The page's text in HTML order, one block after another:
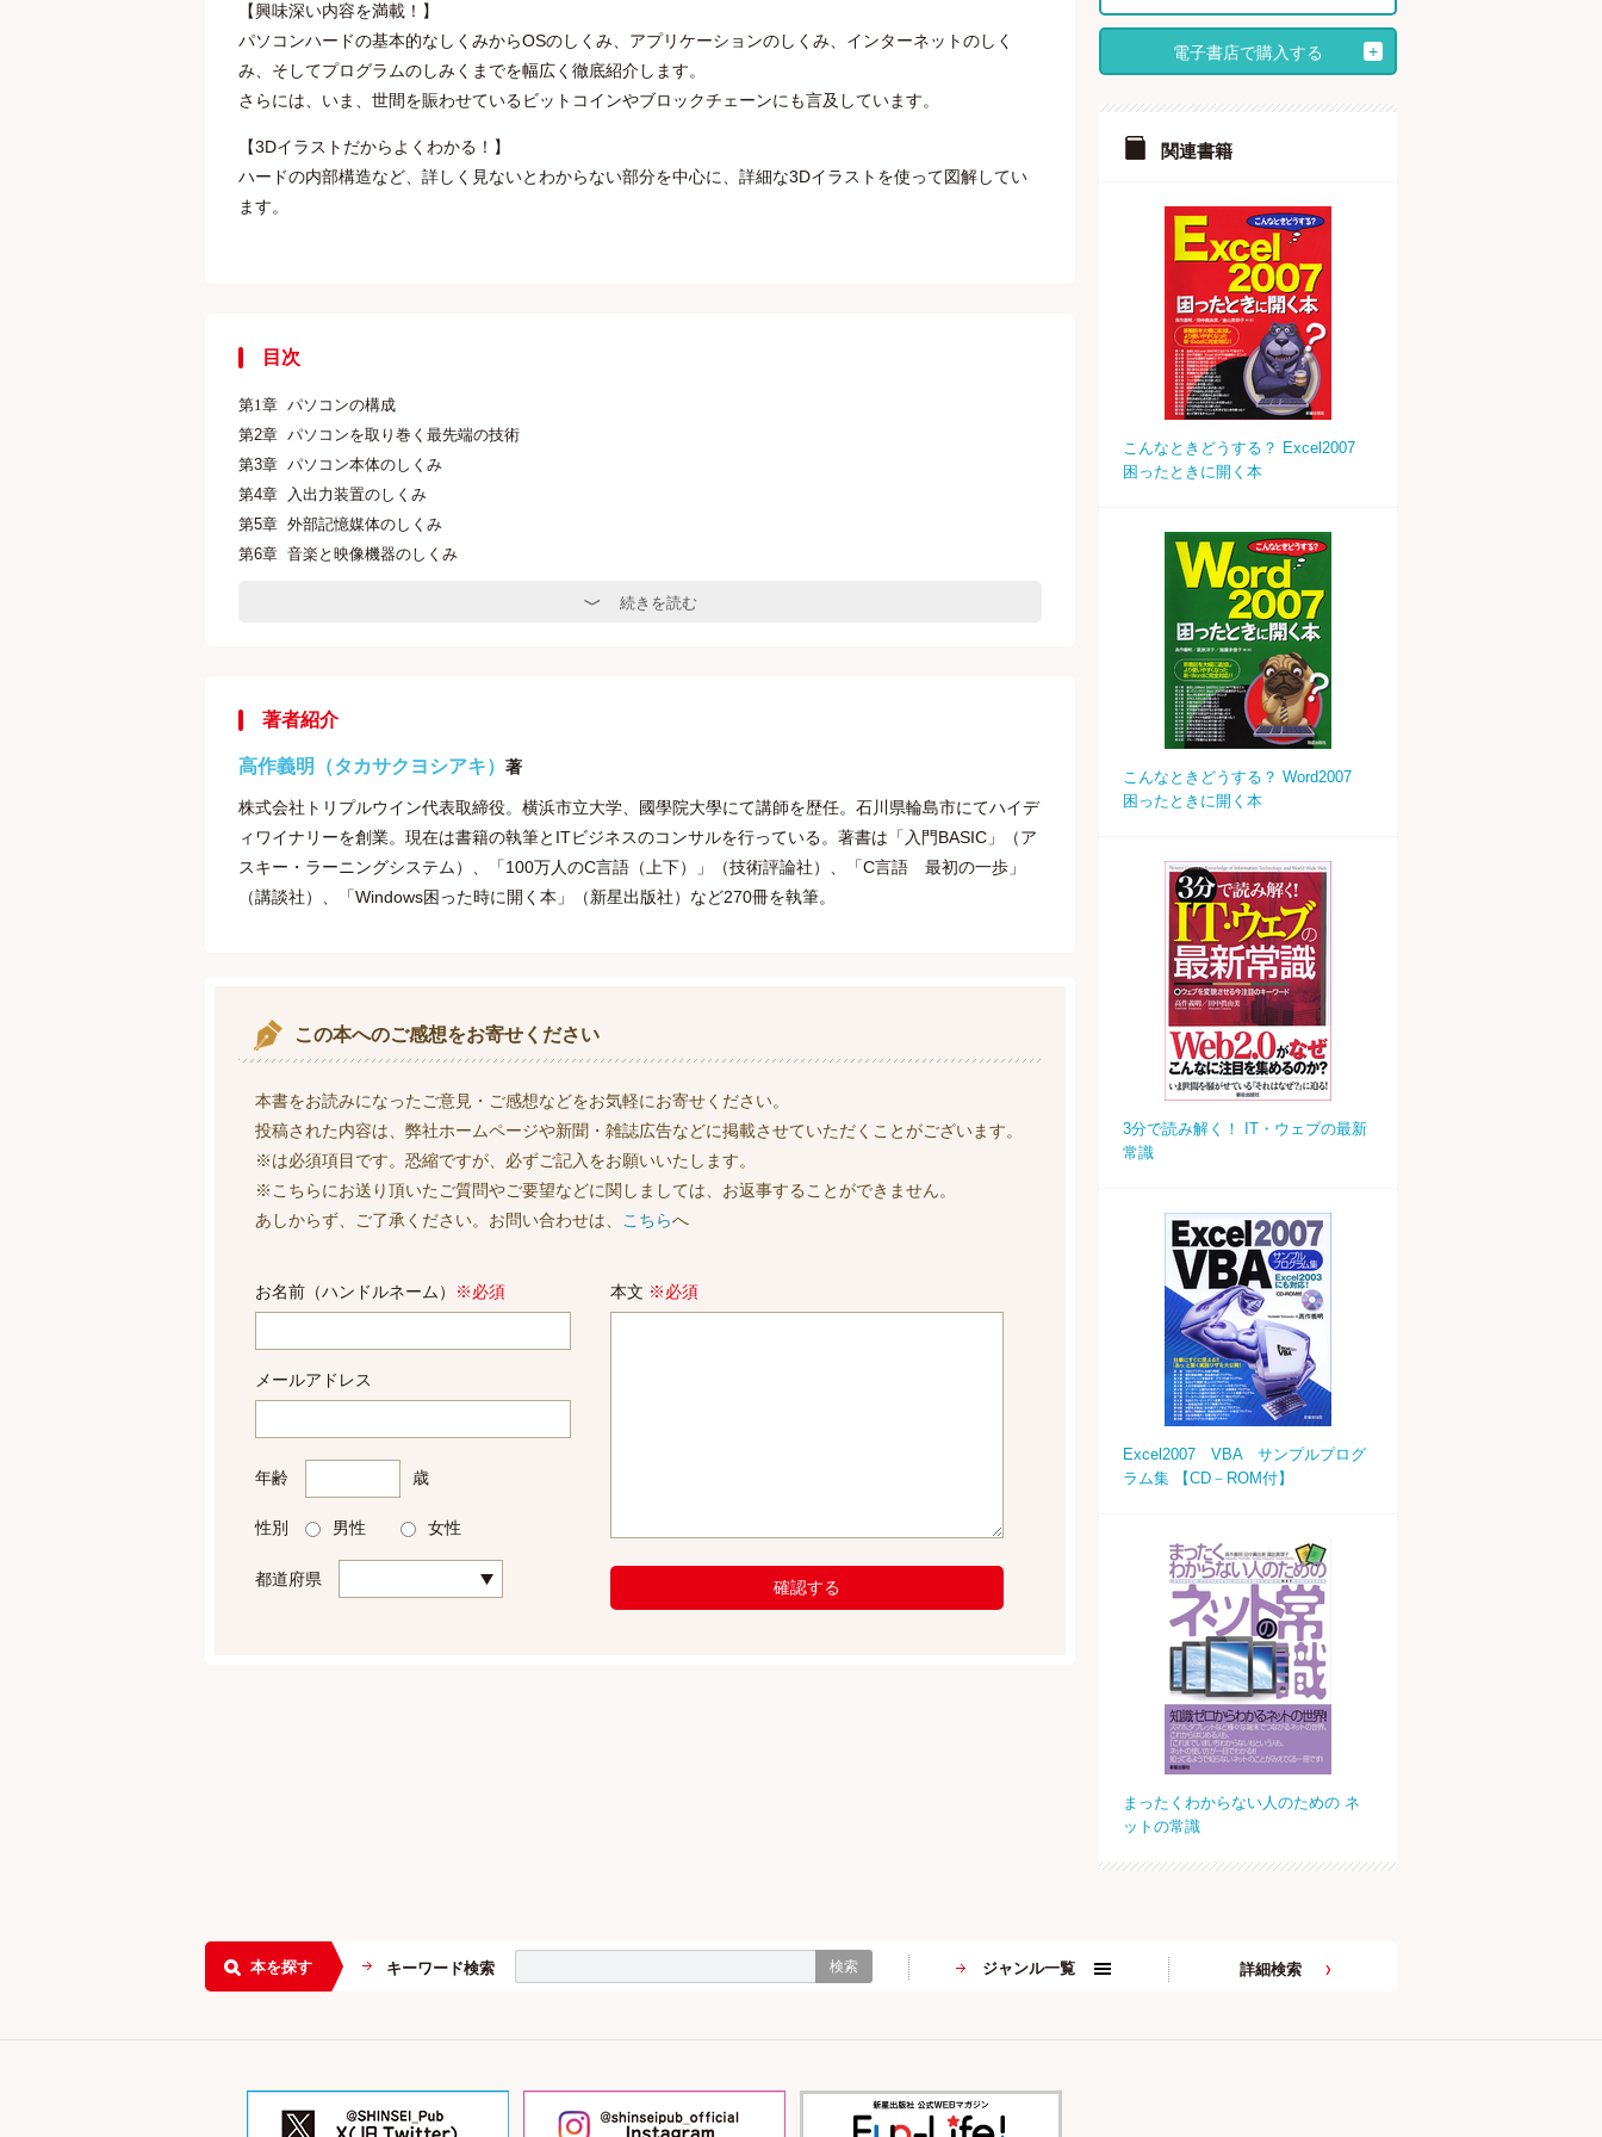
【興味深い内容を満載！】
パソコンハードの基本的なしくみからOSのしくみ、アプリケーションのしくみ、インターネットのしく
み、そしてプログラムのしみくまでを幅広く徹底紹介します。
さらには、いま、世間を賑わせているビットコインやブロックチェーンにも言及しています。
【3Dイラストだからよくわかる！】
ハードの内部構造など、詳しく見ないとわからない部分を中心に、詳細な3Dイラストを使って図解してい
ます。
目次
第1章 パソコンの構成
第2章 パソコンを取り巻く最先端の技術
第3章 パソコン本体のしくみ
第4章
入出力装置のしくみ
第5章 外部記憶媒体のしくみ
第6章 音楽と映像機器のしくみ
続きを読む
著者紹介
高作義明（タカサクヨシアキ） 著
株式会社トリプルウイン代表取締役。横浜市立大学、國學院大學にて講師を歴任。石川県輪島市にてハイデ
ィワイナリーを創業。現在は書籍の執筆とITビジネスのコンサルを行っている。著書は「入門BASIC」（ア
スキー・ラーニングシステム）、「100万人のC言語（上下）」（技術評論社）、「C言語 最初の一歩」
（講談社）、「Windows困った時に開く本」（新星出版社）など270冊を執筆。
この本へのご感想をお寄せください
本書をお読みになったご意見・ご感想などをお気軽にお寄せください。
投稿された内容は、弊社ホームページや新聞・雑誌広告などに掲載させていただくことがございます。
※は必須項目です。恐縮ですが、必ずご記入をお願いいたします。
※こちらにお送り頂いたご質問やご要望などに関しましては、お返事することができません。
あしからず、ご了承ください。お問い合わせは、
こちらへ
お名前（ハンドルネーム） ※必須
メールアドレス
年齢 歳
性別 男性 女性
都道府県
本文 ※必須
確認する
電子書店で購入する
関連書籍
こんなときどうする？ Excel2007
困ったときに開く本
こんなときどうする？ Word2007
困ったときに開く本
3分で読み解く！ IT・ウェブの最新
常識
Excel2007 VBA サンプルプログ
ラム集 【CD－ROM付】
まったくわからない人のための ネ
ットの常識
本を探す キーワード検索 検索 ジャンル一覧 詳細検索